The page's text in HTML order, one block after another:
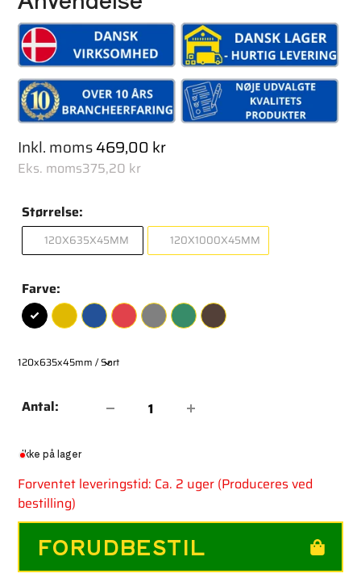
Inkl. momsNormal
pris
469,00 kr
Eks. moms375,20 kr
Størrelse:
120X635X45MM 120X1000X45MM
Farve:
Antal:
Ikke på lager
Forventet leveringstid: Ca. 2 uger (Produceres ved
bestilling)
FORUDBESTIL